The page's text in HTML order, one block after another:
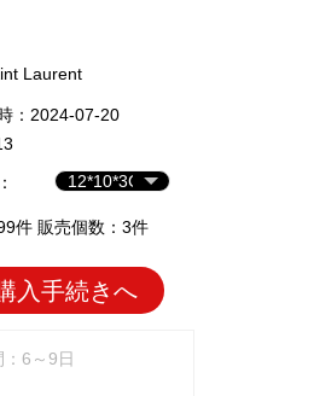
Laurent
：2024-07-20
件 販売個数：3件
入手続きへ
6～9日